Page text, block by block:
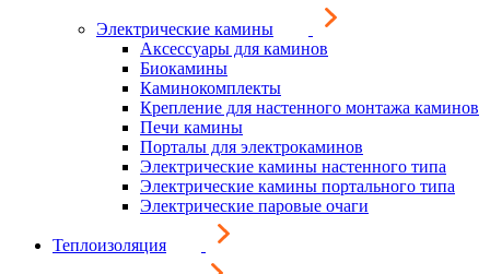
Электрические камины
Аксессуары для каминов
Биокамины
Каминокомплекты
Крепление для настенного монтажа каминов
Печи камины
Порталы для электрокаминов
Электрические камины настенного типа
Электрические камины портального типа
Электрические паровые очаги
Теплоизоляция